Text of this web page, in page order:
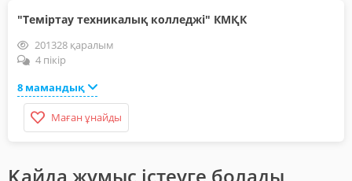
"Теміртау техникалық колледжі" КМҚК
201328 қаралым
4 пікір
8 мамандық
Маған ұнайды